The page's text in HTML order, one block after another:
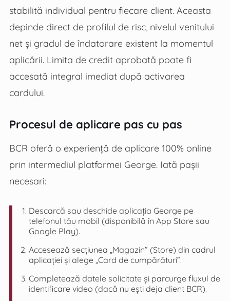
stabilită individual pentru fiecare client. Aceasta
depinde direct de profilul de risc, nivelul venitului
net și gradul de îndatorare existent la momentul
aplicării. Limita de credit aprobată poate fi
accesată integral imediat după activarea
cardului.
Procesul de aplicare pas cu pas
BCR oferă o experiență de aplicare 100% online
prin intermediul platformei George. Iată pașii
necesari:
Descarcă sau deschide aplicația George pe
telefonul tău mobil (disponibilă în App Store sau
Google Play).
Accesează secțiunea „Magazin” (Store) din cadrul
aplicației și alege „Card de cumpărături”.
Completează datele solicitate și parcurge fluxul de
identificare video (dacă nu ești deja client BCR).